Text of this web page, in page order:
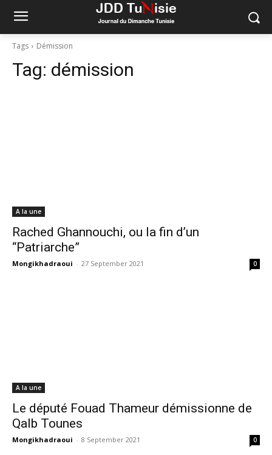
Tags Démission
Tag: démission
A la une
Rached Ghannouchi, ou la fin d’un
“Patriarche”
Mongikhadraoui - 27 September 2021 0
A la une
Le député Fouad Thameur démissionne de
Qalb Tounes
Mongikhadraoui - 8 September 2021 0